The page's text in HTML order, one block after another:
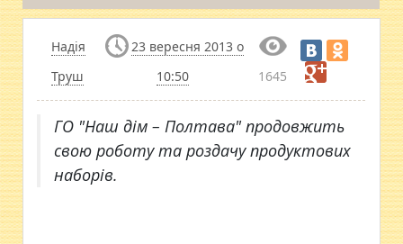
Надія
Труш
23 вересня 2013 о
10:50
1645
ГО "Наш дім – Полтава" продовжить
свою роботу та роздачу продуктових
наборів.